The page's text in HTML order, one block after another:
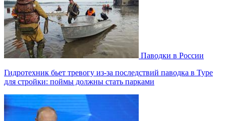
Паводки в России
Гидротехник бьет тревогу из-за последствий паводка в Туре
для стройки: поймы должны стать парками